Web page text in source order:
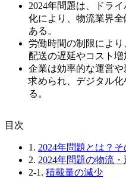
2024年問題は、ドラ
化により、物流業界
ある。
労働時間の制限により
配送の遅延やコスト増
企業は効率的な運営
求められ、デジタル
る。
⽬次
1. 2024年問題とは？
2. 2024年問題の物流
2-1. 積載量の減少